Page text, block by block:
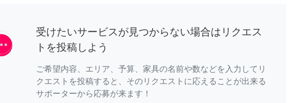
受けたいサービスが見つからない場合はリクエス
トを投稿しよう
ご希望内容、エリア、予算、家具の名前や数などを入力してリ
クエストを投稿すると、そのリクエストに応えることが出来る
サポーターから応募が来ます！